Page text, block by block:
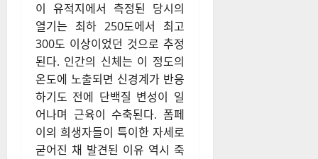
이 유적지에서 측정된 당시의
열기는 최하 250도에서 최고
300도 이상이었던 것으로 추정
된다. 인간의 신체는 이 정도의
온도에 노출되면 신경계가 반응
하기도 전에 단백질 변성이 일
어나며 근육이 수축된다. 폼페
이의 희생자들이 특이한 자세로
굳어진 채 발견된 이유 역시 죽